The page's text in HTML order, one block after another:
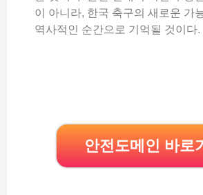
이 아니라, 한국 축구의 새로운 가
역사적인 순간으로 기억될 것이다.
안전도메인 바로